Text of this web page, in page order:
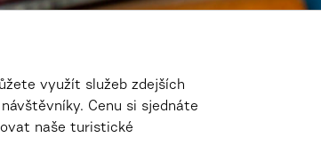
využít služeb zdejších
Cenu si sjednáte
naše turistické